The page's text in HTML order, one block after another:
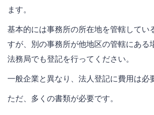
ます。
基本的には事務所の所在地を管轄してい
すが、別の事務所が他地区の管轄にある
法務局でも登記を行ってください。
一般企業と異なり、法人登記に費用は必
ただ、多くの書類が必要です。